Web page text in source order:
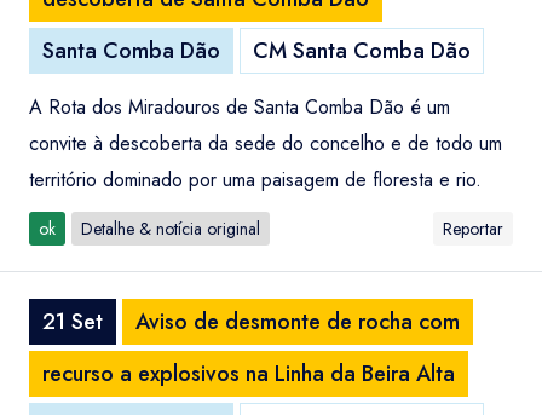
Santa Comba Dão
CM Santa Comba Dão
A Rota dos Miradouros de Santa Comba Dão é um
convite à descoberta da sede do concelho e de todo um
território dominado por uma paisagem de floresta e rio.
ok Detalhe & notícia original Reportar
21 Set
Aviso de desmonte de rocha com
recurso a explosivos na Linha da Beira Alta